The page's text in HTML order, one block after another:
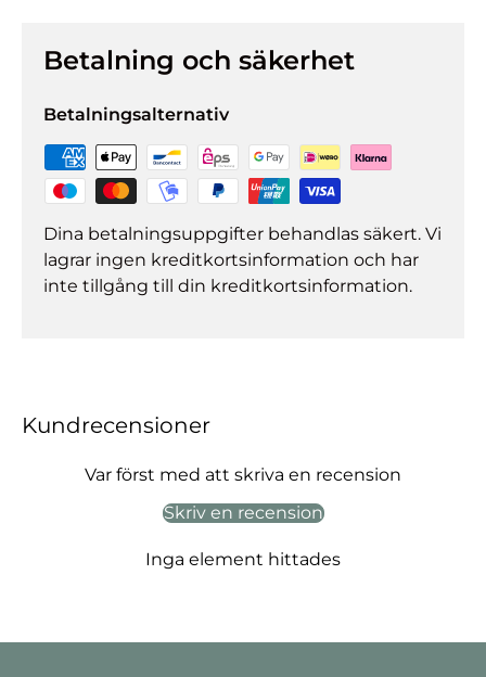
Betalning och säkerhet
Betalningsalternativ
Dina betalningsuppgifter behandlas säkert. Vi
lagrar ingen kreditkortsinformation och har
inte tillgång till din kreditkortsinformation.
Kundrecensioner
Var först med att skriva en recension
Skriv en recension
Inga element hittades